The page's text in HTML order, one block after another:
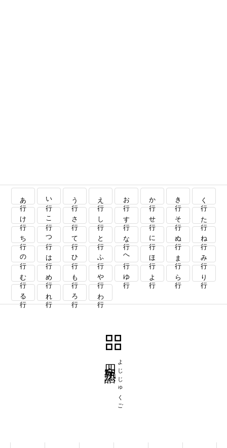
あ行 い行 う行 え行 お行 か行 き行 く行
け行 こ行 さ行 し行 す行 せ行 そ行 た行
ち行 つ行 て行 と行 な行 に行 ぬ行 ね行
の行 は行 ひ行 ふ行 へ行 ほ行 ま行 み行
む行 め行 も行 や行 ゆ行 よ行 ら行 り行
る行 れ行 ろ行 わ行
よじじゅくご